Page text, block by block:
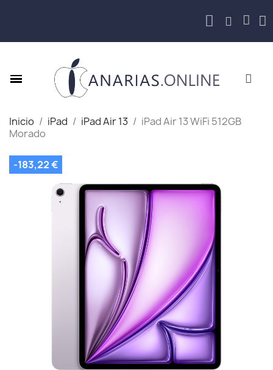
Inicio iPad iPad Air 13
iPad Air 13 WiFi 512GB
Morado
-183,22 €